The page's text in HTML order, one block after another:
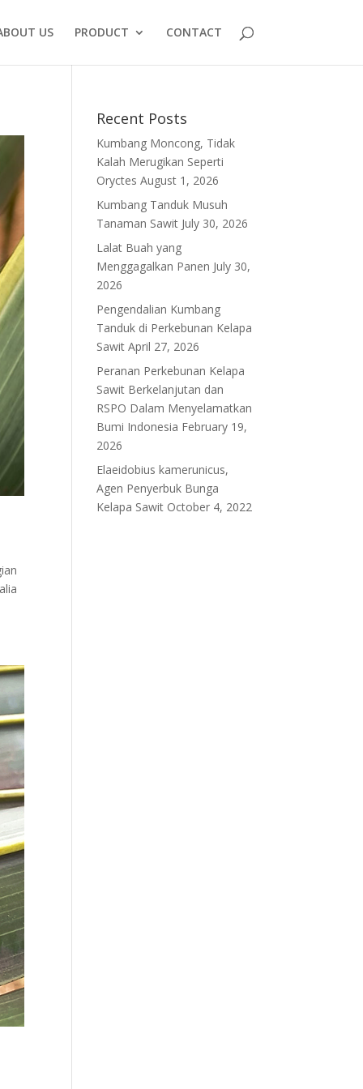
US PRODUCT CONTACT
Recent Posts
Kumbang Moncong, Tidak
Kalah Merugikan Seperti
Oryctes August 1, 2026
Kumbang Tanduk Musuh
Tanaman Sawit July 30, 2026
Lalat Buah yang
Menggagalkan Panen July 30,
2026
Pengendalian Kumbang
Tanduk di Perkebunan Kelapa
Sawit April 27, 2026
Peranan Perkebunan Kelapa
Sawit Berkelanjutan dan
RSPO Dalam Menyelamatkan
Bumi Indonesia February 19,
2026
Elaeidobius kamerunicus,
Agen Penyerbuk Bunga
Kelapa Sawit October 4, 2022